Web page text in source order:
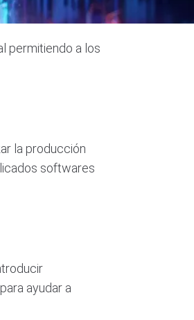
permitiendo a los
la producción
softwares
ayudar a